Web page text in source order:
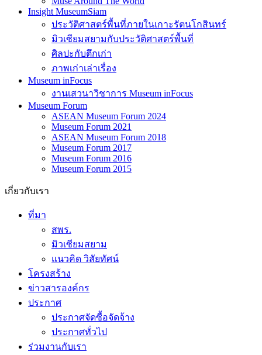
Insight MuseumSiam
ประวัติศาสตร์พื้นที่ภายในเกาะรัตนโกสินทร์
มิวเซียมสยามกับประวัติศาสตร์พื้นที่
ศิลปะกับตึกเก่า
ภาพเก่าเล่าเรื่อง
Museum inFocus
งานเสวนาวิชาการ Museum inFocus
Museum Forum
ASEAN Museum Forum 2024
Museum Forum 2021
ASEAN Museum Forum 2018
Museum Forum 2017
Museum Forum 2016
Museum Forum 2015
เกี่ยวกับเรา
ที่มา
สพร.
มิวเซียมสยาม
แนวคิด วิสัยทัศน์
โครงสร้าง
ข่าวสารองค์กร
ประกาศ
ประกาศจัดซื้อจัดจ้าง
ประกาศทั่วไป
ร่วมงานกับเรา